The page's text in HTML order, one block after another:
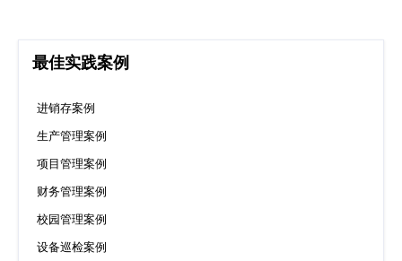
最佳实践案例
进销存案例
生产管理案例
项目管理案例
财务管理案例
校园管理案例
设备巡检案例